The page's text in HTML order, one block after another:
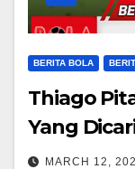
BERITA BOLA
Thiago
Yang
MARCH 12,